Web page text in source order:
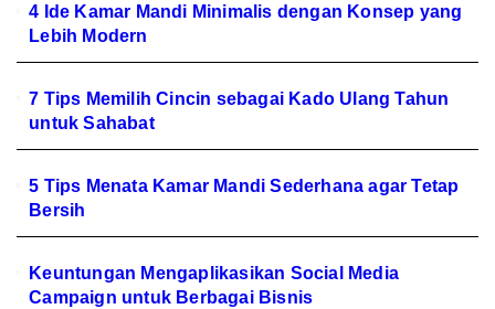
4 Ide Kamar Mandi Minimalis dengan Konsep yang
Lebih Modern
7 Tips Memilih Cincin sebagai Kado Ulang Tahun
untuk Sahabat
5 Tips Menata Kamar Mandi Sederhana agar Tetap
Bersih
Keuntungan Mengaplikasikan Social Media
Campaign untuk Berbagai Bisnis